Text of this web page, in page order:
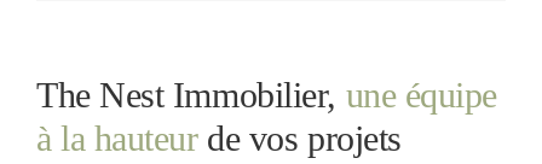
The Nest Immobilier, une équipe
à la hauteurde vos projets